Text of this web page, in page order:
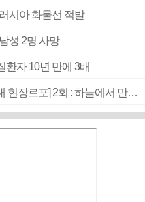
시아 화물선 적발
성 2명 사망
자 10년 만에 3배
[2026 부산청소년극지체험탐험대 현장르포] 2회 : 하늘에서 만난 얼음의 나라